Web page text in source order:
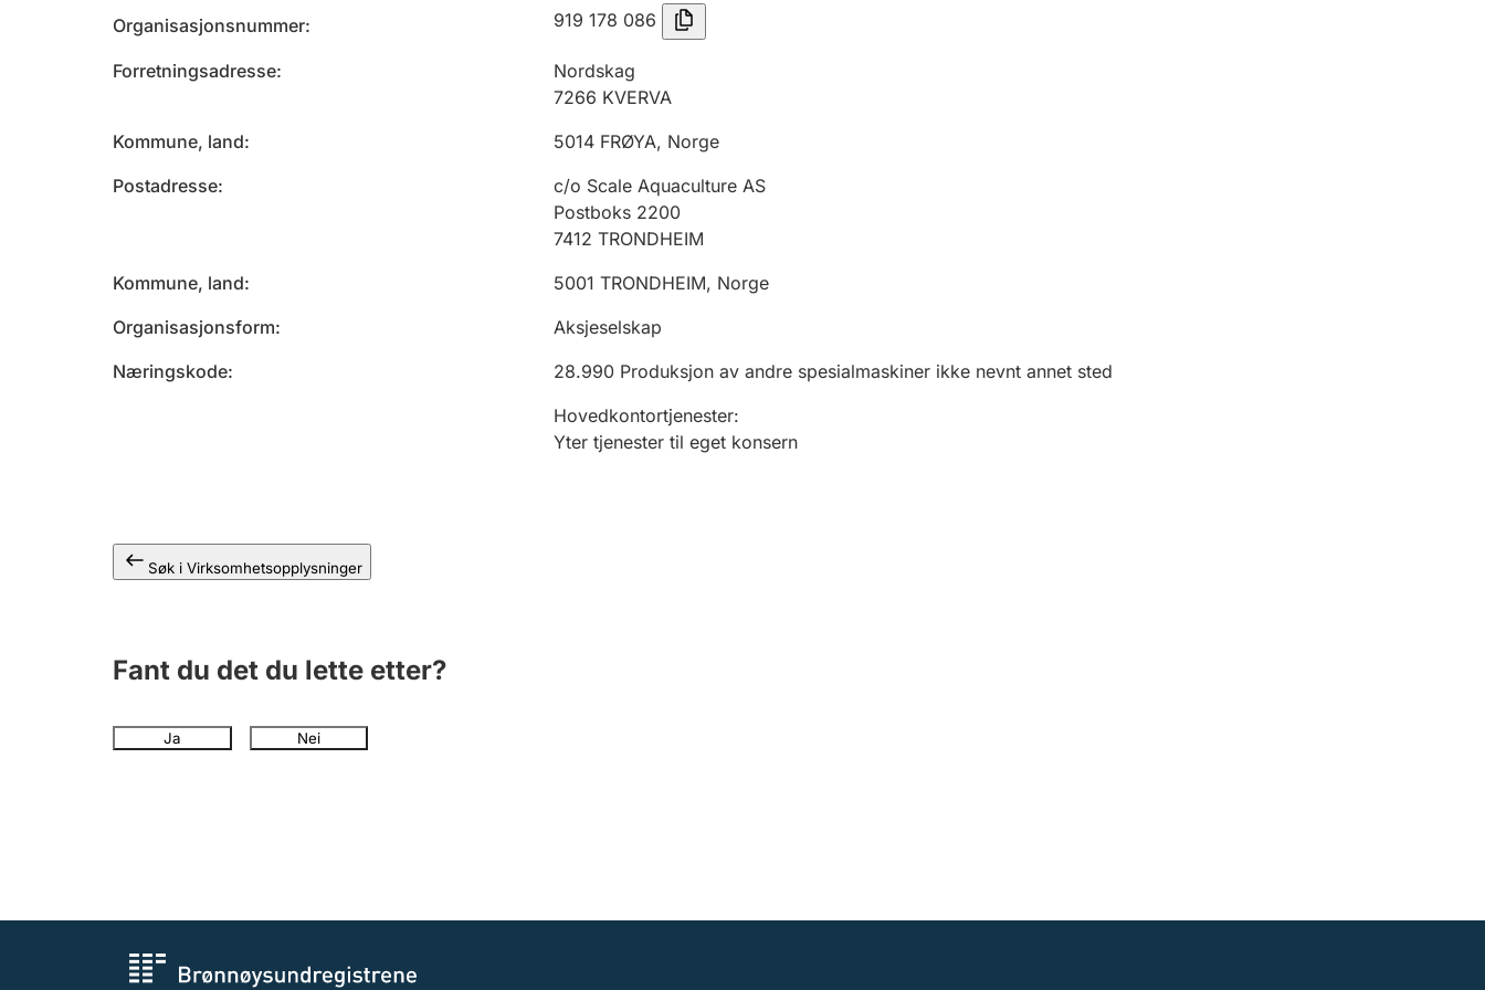
Organisasjonsnummer 919 178 086
Forretningsadresse
Nordskag
7266 KVERVA
Kommune, land
5014 FRØYA, Norge
Postadresse
c/o Scale Aquaculture AS
Postboks 2200
7412 TRONDHEIM
Kommune, land
5001 TRONDHEIM, Norge
Organisasjonsform
Aksjeselskap
Næringskode
28.990 Produksjon av andre spesialmaskiner ikke nevnt annet sted
Hovedkontortjenester:
Yter tjenester til eget konsern
Søk i Virksomhetsopplysninger
Fant du det du lette etter?
Ja Nei